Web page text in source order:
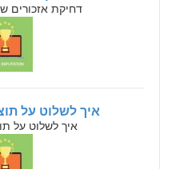
דחיקת אזכורים
איך לשלוט על
איך לשלוט על